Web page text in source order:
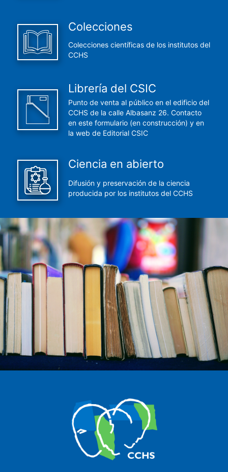
Colecciones
Colecciones científicas de los institutos del
CCHS
Librería del CSIC
Punto de venta al público en el edificio del
CCHS de la calle Albasanz 26. Contacto
en este formulario (en construcción) y en
la web de Editorial CSIC
Ciencia en abierto
Difusión y preservación de la ciencia
producida por los institutos del CCHS